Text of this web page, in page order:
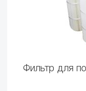
Фильтр для